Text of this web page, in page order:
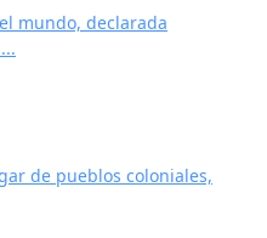
mundo, declarada
de pueblos coloniales,